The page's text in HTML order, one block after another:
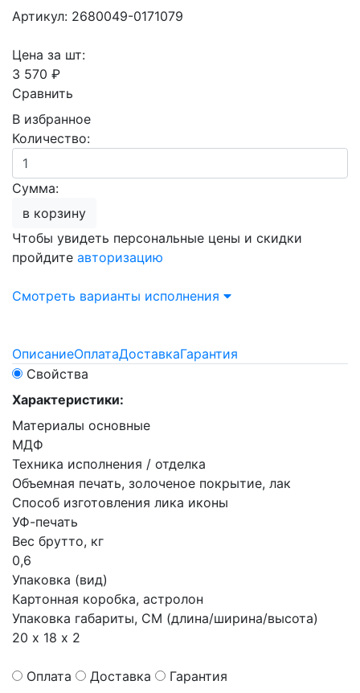
Артикул: 2680049-0171079
Цена за шт:
3 570 ₽
Сравнить
В избранное
Количество:
Сумма:
в корзину
Чтобы увидеть персональные цены и скидки
пройдите авторизацию
Смотреть варианты исполнения
ОписаниеОплатаДоставкаГарантия
Свойства
Характеристики:
Материалы основные
МДФ
Техника исполнения / отделка
Объемная печать, золоченое покрытие, лак
Способ изготовления лика иконы
УФ-печать
Вес брутто, кг
0,6
Упаковка (вид)
Картонная коробка, астролон
Упаковка габариты, СМ (длина/ширина/высота)
20 х 18 х 2
Оплата Доставка Гарантия